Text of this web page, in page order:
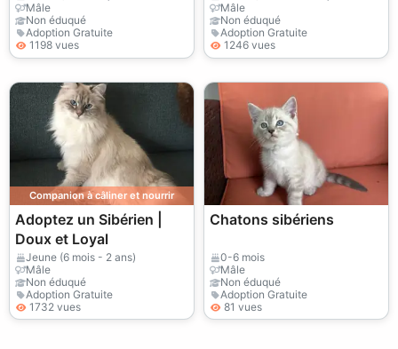
Mâle
Non éduqué
Adoption Gratuite
1198 vues
Mâle
Non éduqué
Adoption Gratuite
1246 vues
Companion à câliner et nourrir
Adoptez un Sibérien |
Doux et Loyal
Jeune (6 mois - 2 ans)
Mâle
Non éduqué
Adoption Gratuite
1732 vues
Chatons sibériens
0-6 mois
Mâle
Non éduqué
Adoption Gratuite
81 vues